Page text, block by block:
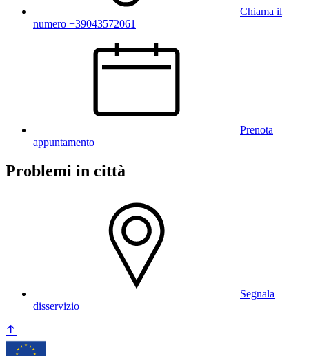
Chiama il
numero +39043572061
Prenota
appuntamento
Problemi in città
Segnala
disservizio